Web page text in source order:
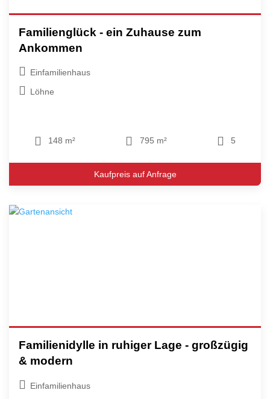
Familienglück - ein Zuhause zum
Ankommen
Einfamilienhaus
Löhne
148 m² 795 m² 5
Kaufpreis auf Anfrage
Familienidylle in ruhiger Lage - großzügig
& modern
Einfamilienhaus